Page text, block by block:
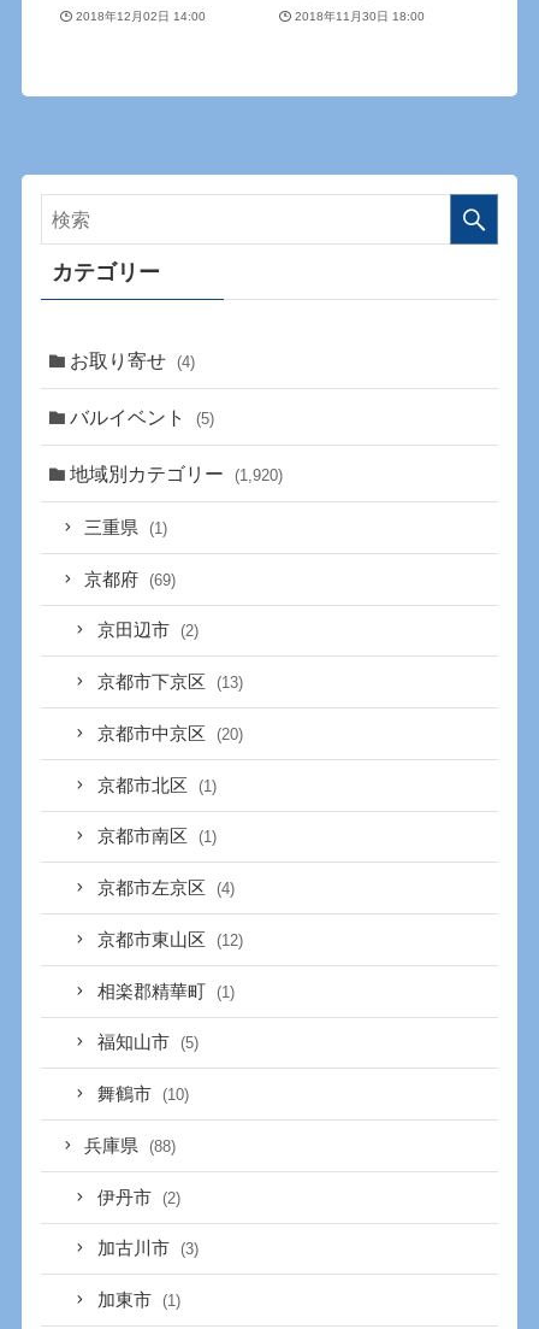
2018年12月02日 14:00 2018年11月30日 18:00
カテゴリー
お取り寄せ (4)
バルイベント (5)
地域別カテゴリー (1,920)
三重県 (1)
京都府 (69)
京田辺市 (2)
京都市下京区 (13)
京都市中京区 (20)
京都市北区 (1)
京都市南区 (1)
京都市左京区 (4)
京都市東山区 (12)
相楽郡精華町 (1)
福知山市 (5)
舞鶴市 (10)
兵庫県 (88)
伊丹市 (2)
加古川市 (3)
加東市 (1)